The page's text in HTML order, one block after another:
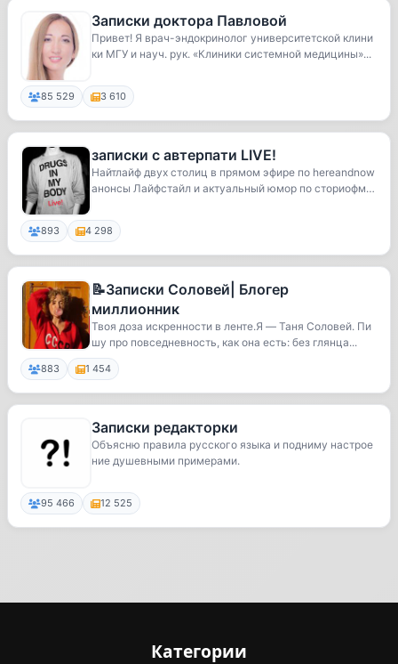
Записки доктора Павловой
Привет! Я врач-эндокринолог университетской клини
ки МГУ и науч. рук. «Клиники системной медицины»...
85 529 3 610
записки с автерпати LIVE!
Найтлайф двух столиц в прямом эфире по hereandnow
анонсы Лайфстайл и актуальный юмор по сториофм
893 4 298
📝Записки Соловей| Блогер
миллионник
Твоя доза искренности в ленте.Я — Таня Соловей. Пи
шу про повседневность, как она есть: без глянца...
883 1 454
Записки редакторки
Объясню правила русского языка и подниму настрое
ние душевными примерами.
95 466 12 525
Категории